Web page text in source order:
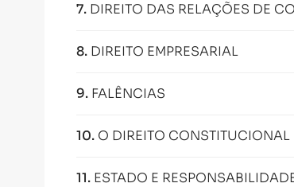
7. DIREITO DAS RELAÇÕES DE
8. DIREITO EMPRESARIAL
9. FALÊNCIAS
10. O DIREITO CONSTITUCIONAL
11. ESTADO E